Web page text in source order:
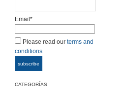
Email*
Please read our terms and
conditions
CATEGORÍAS